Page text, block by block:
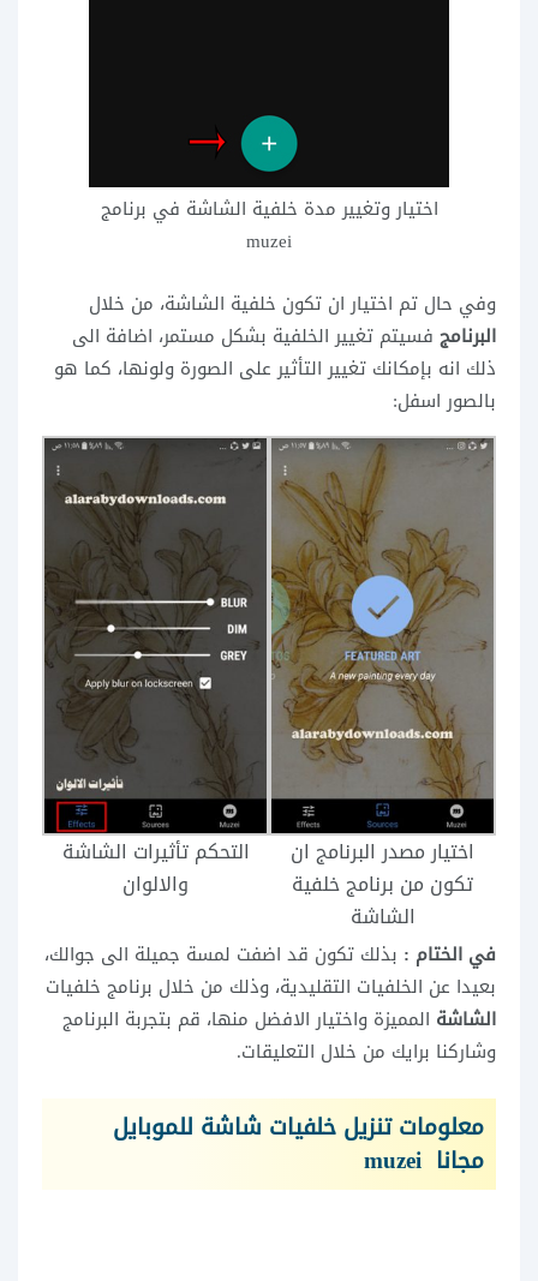
اختيار وتغيير مدة خلفية الشاشة في برنامج
muzei
وفي حال تم اختيار ان تكون خلفية الشاشة، من خلال
البرنامج فسيتم تغيير الخلفية بشكل مستمر، اضافة الى
ذلك انه بإمكانك تغيير التأثير على الصورة ولونها، كما هو
بالصور اسفل:
اختيار مصدر البرنامج ان
تكون من برنامج خلفية
الشاشة
التحكم تأثيرات الشاشة
والالوان
في الختام : بذلك تكون قد اضفت لمسة جميلة الى جوالك،
بعيدا عن الخلفيات التقليدية، وذلك من خلال برنامج خلفيات
الشاشة المميزة واختيار الافضل منها، قم بتجربة البرنامج
وشاركنا برايك من خلال التعليقات.
معلومات تنزيل خلفيات شاشة للموبايل
مجانا muzei